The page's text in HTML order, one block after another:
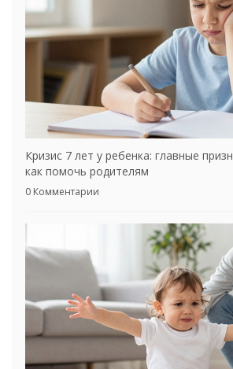
Кризис 7 лет у ребенка: главные
как помочь родителям
0 Комментарии